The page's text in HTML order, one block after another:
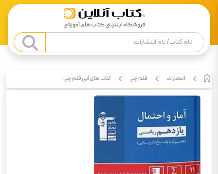
انتشارات قلم چی کتاب های آبی قلم چی